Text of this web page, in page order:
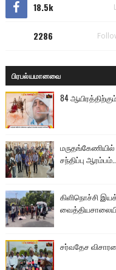
18.5k
2286
பிரபல்யமானவை
84
சந்திப்பு
கிளிநொச்சி
சர்வதேச